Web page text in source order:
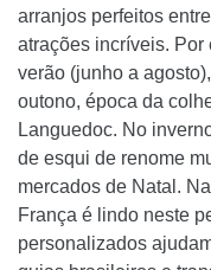
arranjos perfeitos
atrações incríveis. Por
verão (junho a
outono, época da
Languedoc. No
de esqui de renome
mercados de Natal.
França é lindo neste
personalizados